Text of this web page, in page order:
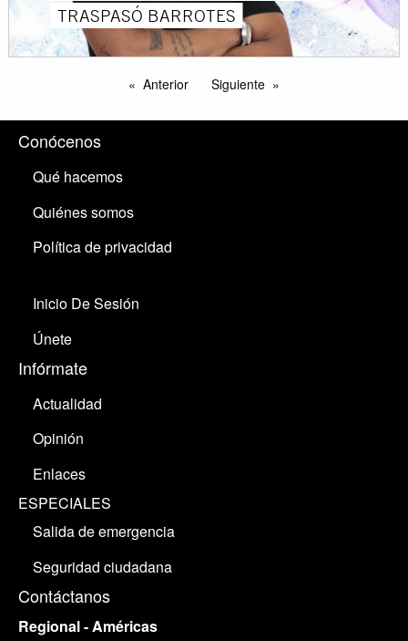
TRASPASÓ BARROTES
Anterior Siguiente
Conócenos
Qué hacemos
Quiénes somos
Política de privacidad
Inicio De Sesión
Únete
Infórmate
Actualidad
Opinión
Enlaces
ESPECIALES
Salida de emergencia
Seguridad ciudadana
Contáctanos
Regional - Américas